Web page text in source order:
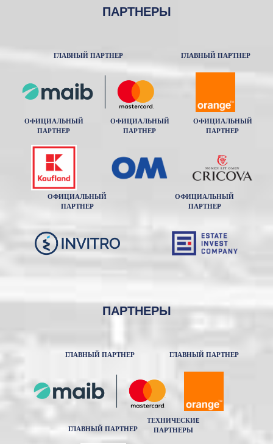
ПАРТНЕРЫ
ГЛАВНЫЙ ПАРТНЕР ГЛАВНЫЙ ПАРТНЕР
ОФИЦИАЛЬНЫЙ
ПАРТНЕР
ОФИЦИАЛЬНЫЙ
ПАРТНЕР
ОФИЦИАЛЬНЫЙ
ПАРТНЕР
ОФИЦИАЛЬНЫЙ
ПАРТНЕР
ОФИЦИАЛЬНЫЙ
ПАРТНЕР
ПАРТНЕРЫ
ГЛАВНЫЙ ПАРТНЕР ГЛАВНЫЙ ПАРТНЕР
ГЛАВНЫЙ ПАРТНЕР
ТЕХНИЧЕСКИE
ПАРТНЕРЫ